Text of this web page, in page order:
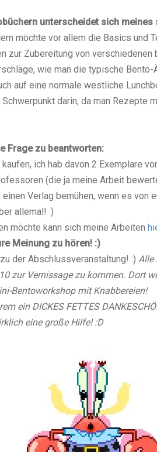
unterscheidet sich meines
möchte vor allem die Basics und
zur Zubereitung von
wie man die typische Bento-
auf eine normale westliche
darin, da man Rezepte
Frage zu beantworten:
ich hab davon 2 Exemplare
(die ja meine Arbeit
Verlag bemühen, wenn es von
allemal! :)
möchte kann sich meine Arbeiten
Meinung zu hören! :)
der Abschlussveranstaltung! :) Alle
zur Vernissage zu kommen. Dort
Bentoworkshop mit Knabbereien!
ein DICKES FETTES
eine große Hilfe! :D